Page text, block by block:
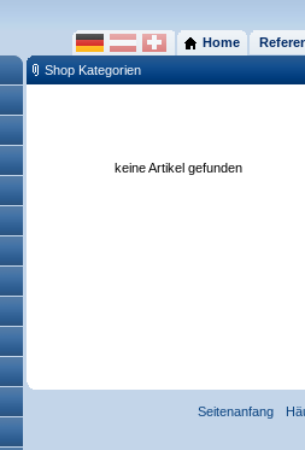
Home
Shop Kategorien
keine Artikel gefunden
Seitenanfang